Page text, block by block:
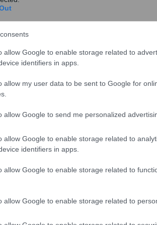
allow Google to enable storage related to
identifiers in apps.
allow my user data to be sent to Google for
allow Google to send me personalized
allow Google to enable storage related to
identifiers in apps.
allow Google to enable storage related to
allow Google to enable storage related to
Γάλλοι και Βρετανοί
των διεθνών πολιτικών εξελίξεων
ηγέτες.
τη δεκαετία του 1980, συνεργάστηκε
τον πρόεδρο της Ευρωπαϊκής
σχημάτιζε μια συμμαχία με τον
Μπλερ να γίνει παγκόσμιος ηγέτης
Μπιλ Κλίντον και τον Γκέρχαρντ